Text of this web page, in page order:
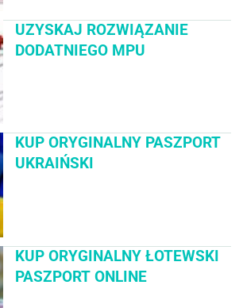
UZYSKAJ ROZWIĄZANIE
DODATNIEGO MPU
KUP ORYGINALNY PASZPORT
UKRAIŃSKI
KUP ORYGINALNY ŁOTEWSKI
PASZPORT ONLINE